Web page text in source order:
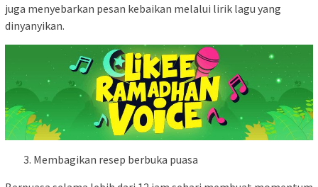
juga menyebarkan pesan kebaikan melalui lirik lagu yang
dinyanyikan.
Membagikan resep berbuka puasa